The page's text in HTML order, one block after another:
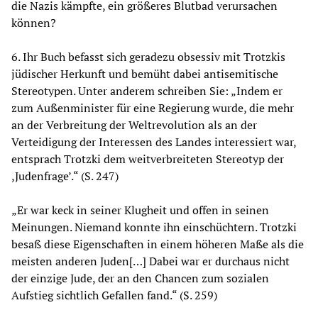
die Nazis kämpfte, ein größeres Blutbad verursachen
können?
6. Ihr Buch befasst sich geradezu obsessiv mit Trotzkis
jüdischer Herkunft und bemüht dabei antisemitische
Stereotypen. Unter anderem schreiben Sie: „Indem er
zum Außenminister für eine Regierung wurde, die mehr
an der Verbreitung der Weltrevolution als an der
Verteidigung der Interessen des Landes interessiert war,
entsprach Trotzki dem weitverbreiteten Stereotyp der
,Judenfrage’.“ (S. 247)
„Er war keck in seiner Klugheit und offen in seinen
Meinungen. Niemand konnte ihn einschüchtern. Trotzki
besaß diese Eigenschaften in einem höheren Maße als die
meisten anderen Juden[…] Dabei war er durchaus nicht
der einzige Jude, der an den Chancen zum sozialen
Aufstieg sichtlich Gefallen fand.“ (S. 259)